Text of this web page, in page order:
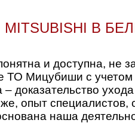
В
и доступна, не
ТО Мицубиши с
доказательство
опыт
наша